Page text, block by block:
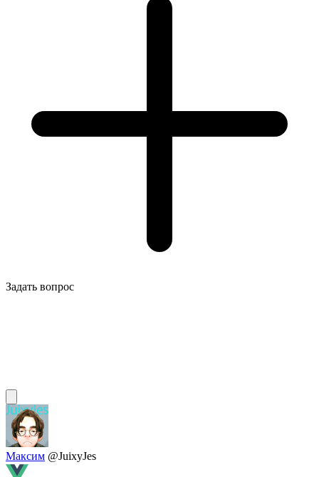
Задать вопрос
Максим @JuixyJes